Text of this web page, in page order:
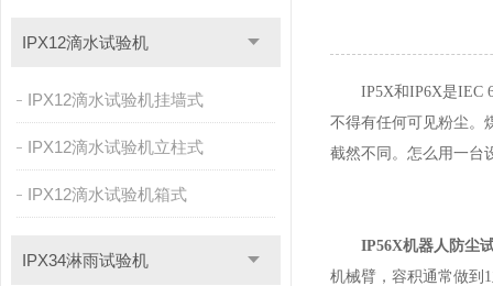
IPX12滴水试验机
IPX12滴水试验机挂墙式
IPX12滴水试验机立柱式
IPX12滴水试验机箱式
IPX34淋雨试验机
IP5X和IP6X是IEC
不得有任何可见粉尘。
截然不同。怎么用一台
IP56X机器人防尘
机械臂，容积通常做到